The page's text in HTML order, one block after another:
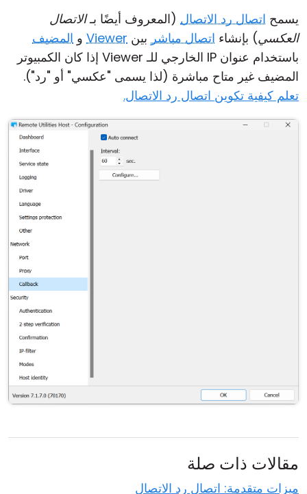
يسمح اتصال رد الاتصال (المعروف أيضًا بـالاتصال
العكسي) بإنشاء اتصال مباشر بين Viewer و المضيف
باستخدام عنوان IP الخارجي للـ Viewer إذا كان الكمبيوتر
المضيف غير متاح مباشرة (لذا يسمى "عكسي" أو "رد").
تعلم كيفية تكوين اتصال رد الاتصال.
مقالات ذات صلة
ميزات متقدمة: اتصال رد الاتصال